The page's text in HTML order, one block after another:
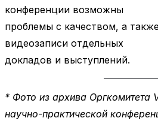
конференции возможны
проблемы с качеством, а
видеозаписи отдельных
докладов и выступлений.
* Фото из архива Оргкомитета
научно-практической